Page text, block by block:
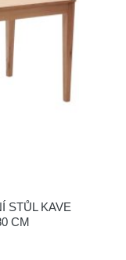
STŮL KAVE
CM